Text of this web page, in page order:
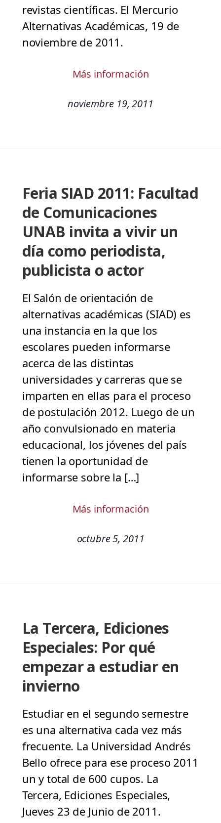
revistas científicas. El Mercurio
Alternativas Académicas, 19 de
noviembre de 2011.
Más información
noviembre 19, 2011
Feria SIAD 2011: Facultad
de Comunicaciones
UNAB invita a vivir un
día como periodista,
publicista o actor
El Salón de orientación de
alternativas académicas (SIAD) es
una instancia en la que los
escolares pueden informarse
acerca de las distintas
universidades y carreras que se
imparten en ellas para el proceso
de postulación 2012. Luego de un
año convulsionado en materia
educacional, los jóvenes del país
tienen la oportunidad de
informarse sobre la […]
Más información
octubre 5, 2011
La Tercera, Ediciones
Especiales: Por qué
empezar a estudiar en
invierno
Estudiar en el segundo semestre
es una alternativa cada vez más
frecuente. La Universidad Andrés
Bello ofrece para ese proceso 2011
un y total de 600 cupos. La
Tercera, Ediciones Especiales,
Jueves 23 de Junio de 2011.